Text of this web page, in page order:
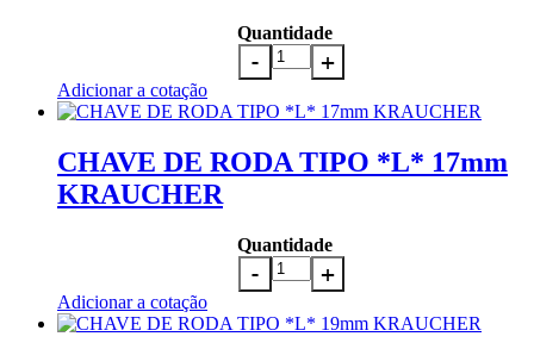
Quantidade
Adicionar a cotação
CHAVE DE RODA TIPO *L* 17mm
KRAUCHER
Quantidade
Adicionar a cotação